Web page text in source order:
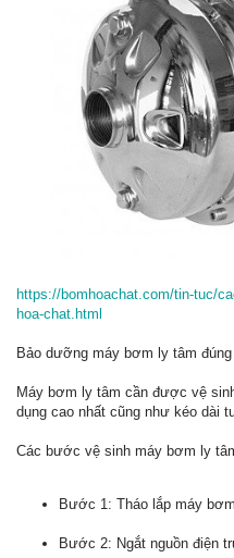
https://bomhoachat.com/tin-tuc/
hoa-chat.html
Bảo dưỡng máy bơm ly tâm
Máy bơm ly tâm cần được vệ
dụng cao nhất cũng như kéo dài
Các bước vệ sinh máy bơm ly
Bước 1: Tháo lắp máy bơm
Bước 2: Ngắt nguồn điện